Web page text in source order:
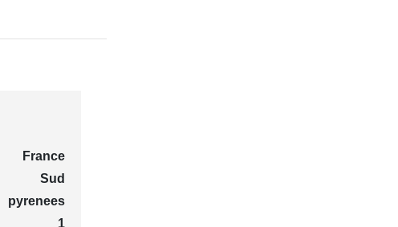
France
Sud
pyrenees
1